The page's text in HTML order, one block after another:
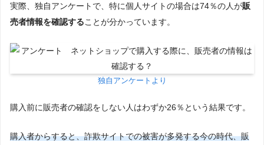
実際、独自アンケートで、特に個人サイトの場合は74％の人が販
売者情報を確認することが分かっています。
独自アンケートより
購入前に販売者の確認をしない人はわずか26％という結果です。
購入者からすると、詐欺サイトでの被害が多発する今の時代、販